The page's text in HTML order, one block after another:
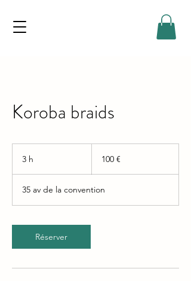
Koroba braids
3 h 100 €
35 av de la convention
Réserver